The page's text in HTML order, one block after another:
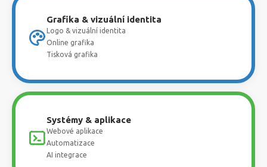
Grafika & vizuální identita
Logo & vizuální identita
Online grafika
Tisková grafika
Systémy & aplikace
Webové aplikace
Automatizace
AI integrace